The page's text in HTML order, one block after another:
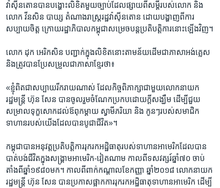
វ៉ាស៊ីនតោន​បាន​បង្ហោះ​លិខិត​មួយ​ច្បាប់​ដែល​ផ្សាយ​ពី​សម្តី​របស់​លោក និង​
លោក វី​ន​សិន បាយ្ស តំណាងរាស្រ្ត​រដ្ឋ​វ៉ាស៊ីនតោន ដោយ​បង្ហាញ​ពី​ការ​
សប្បាយ​ចិត្ត ក្រោយ​រដ្ឋាភិបាល​កម្ពុជា​សម្រេច​បន្ត​ប្រតិបត្តិការ​នោះ​ឡើងវិញ។
​លោក​ ​ដុក អេរិកសិន​ ​បញ្ជាក់​ក្នុង​លិខិត​នោះ​តាម​ន័យ​ដើម​ជា​ភាសា​អង់គ្លេស​ ​
និង​ត្រូវ​បាន​ប្រែ​សម្រួល​ជា​ភាសាខ្មែរ​ថា៖​
«ខ្ញុំ​ពិតជា​សប្បាយ​រីករាយ​ណាស់​ ​ដែល​កិច្ច​ពិភាក្សា​ជាមួយ​លោក​នាយក​
រដ្ឋមន្រ្តី​ ​ហ៊ុន សែន​ ​បាន​ចូល​រួម​ចំណែក​ប្រកប​ដោយ​ក្តី​សង្ឃឹម​ ​ដើម្បីជួយ​
សម្រាល​ទុក្ខសោក​ដល់​ឪពុកម្តាយ​ ​ស្វាមី​ភរិយា​ ​និង​ ​កូនៗ​របស់​សមាជិក​
ទាហាន​របស់​យើង​ដែល​បាន​បូជា​ជីវិត»។
​កម្ពុជា​បាន​អនុវត្ត​ប្រតិបត្តិការរុករក​អដ្ឋិធាតុ​របស់​ទាហាន​អាមេរិក​ដែល​បាន
បាត់​បង់ជីវិត​ក្នុង​សង្គ្រាម​អាមេរិក​-​វៀតណាម​ កាលពី​ទសវត្សរ៍​ឆ្នាំ​៧០​ ​ចាប់
តាំង​ពី​ឆ្នាំ​១៩៨០​មក។ ​កាលពី​ពាក់​កណ្តាល​ខែ​កញ្ញា​ ​ឆ្នាំ២០១៨​ ​លោក​នាយក​
រដ្ឋមន្រ្តី​ ​ហ៊ុន សែន​ ​បាន​ប្រកាស​ផ្អាក​ការ​រុករក​អដ្ឋិធាតុ​ទាហាន​អាមេរិក​ ​ដើម្បី​